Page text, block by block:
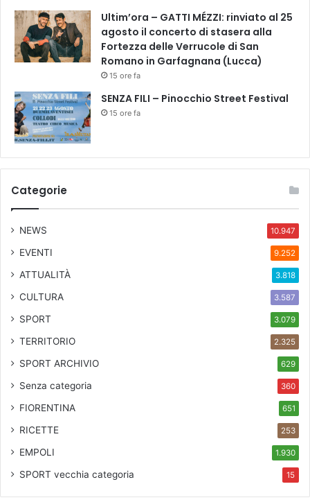
Ultim’ora – GATTI MÉZZI: rinviato al 25
agosto il concerto di stasera alla
Fortezza delle Verrucole di San
Romano in Garfagnana (Lucca)
15 ore fa
SENZA FILI – Pinocchio Street Festival
15 ore fa
Categorie
NEWS 10.947
EVENTI 9.252
ATTUALITÀ 3.818
CULTURA 3.587
SPORT 3.079
TERRITORIO 2.325
SPORT ARCHIVIO 629
Senza categoria 360
FIORENTINA 651
RICETTE 253
EMPOLI 1.930
SPORT vecchia categoria 15